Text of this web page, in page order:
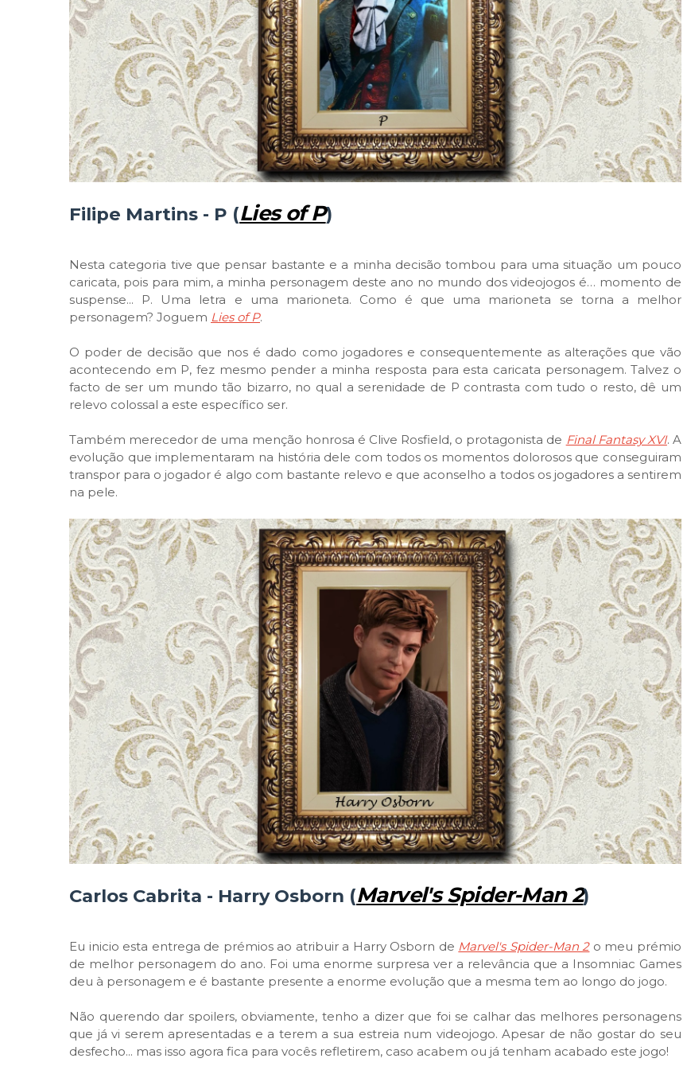
Filipe Martins - P (Lies of P)
Nesta categoria tive que pensar bastante e a minha decisão tombou para uma situação um pouco
caricata, pois para mim, a minha personagem deste ano no mundo dos videojogos é… momento de
suspense... P. Uma letra e uma marioneta. Como é que uma marioneta se torna a melhor
personagem? Joguem Lies of P.
O poder de decisão que nos é dado como jogadores e consequentemente as alterações que vão
acontecendo em P, fez mesmo pender a minha resposta para esta caricata personagem. Talvez o
facto de ser um mundo tão bizarro, no qual a serenidade de P contrasta com tudo o resto, dê um
relevo colossal a este específico ser.
Também merecedor de uma menção honrosa é Clive Rosfield, o protagonista de Final Fantasy XVI. A
evolução que implementaram na história dele com todos os momentos dolorosos que conseguiram
transpor para o jogador é algo com bastante relevo e que aconselho a todos os jogadores a sentirem
na pele.
Carlos Cabrita - Harry Osborn (Marvel's Spider-Man 2)
Eu inicio esta entrega de prémios ao atribuir a Harry Osborn de Marvel's Spider-Man 2 o meu prémio
de melhor personagem do ano. Foi uma enorme surpresa ver a relevância que a Insomniac Games
deu à personagem e é bastante presente a enorme evolução que a mesma tem ao longo do jogo.
Não querendo dar spoilers, obviamente, tenho a dizer que foi se calhar das melhores personagens
que já vi serem apresentadas e a terem a sua estreia num videojogo. Apesar de não gostar do seu
desfecho... mas isso agora fica para vocês refletirem, caso acabem ou já tenham acabado este jogo!